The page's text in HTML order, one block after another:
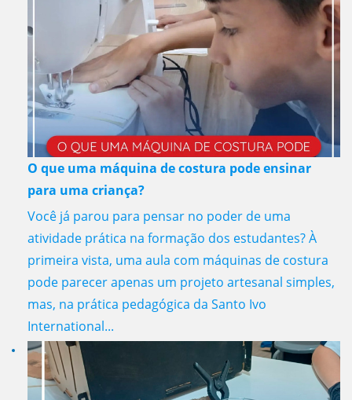
O que uma máquina de costura pode ensinar
para uma criança?
Você já parou para pensar no poder de uma
atividade prática na formação dos estudantes? À
primeira vista, uma aula com máquinas de costura
pode parecer apenas um projeto artesanal simples,
mas, na prática pedagógica da Santo Ivo
International...